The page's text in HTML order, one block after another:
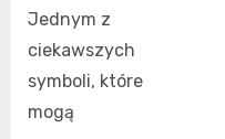
Jednym z
ciekawszych
symboli, które
mogą